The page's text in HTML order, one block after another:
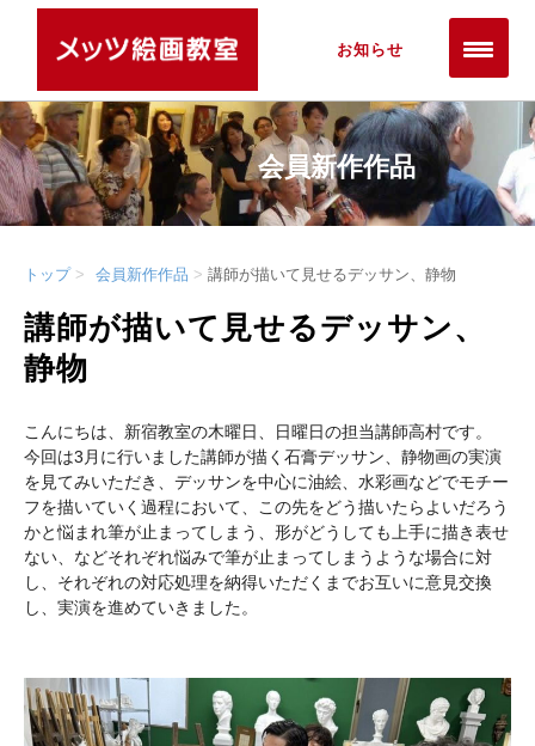
お知らせ
会員新作作品
トップ 会員新作作品 講師が描いて見せるデッサン、静物
講師が描いて見せるデッサン、
静物
こんにちは、新宿教室の木曜日、日曜日の担当講師高村です。
今回は3月に行いました講師が描く石膏デッサン、静物画の実演
を見てみいただき、デッサンを中心に油絵、水彩画などでモチー
フを描いていく過程において、この先をどう描いたらよいだろう
かと悩まれ筆が止まってしまう、形がどうしても上手に描き表せ
ない、などそれぞれ悩みで筆が止まってしまうような場合に対
し、それぞれの対応処理を納得いただくまでお互いに意見交換
し、実演を進めていきました。